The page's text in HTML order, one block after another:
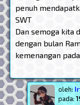
penuh
SWT
Dan semoga kita
dengan bulan
kemenangan
oleh:
pada: